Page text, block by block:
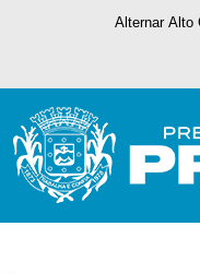
Alternar Alto